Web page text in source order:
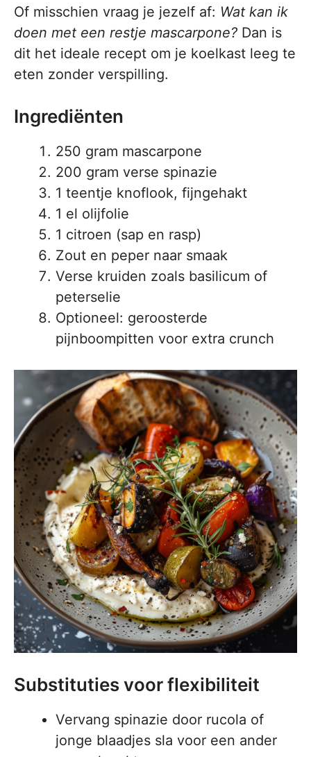
Of misschien vraag je jezelf af: Wat kan ik
doen met een restje mascarpone? Dan is
dit het ideale recept om je koelkast leeg te
eten zonder verspilling.
Ingrediënten
250 gram mascarpone
200 gram verse spinazie
1 teentje knoflook, fijngehakt
1 el olijfolie
1 citroen (sap en rasp)
Zout en peper naar smaak
Verse kruiden zoals basilicum of
peterselie
Optioneel: geroosterde
pijnboompitten voor extra crunch
Substituties voor flexibiliteit
Vervang spinazie door rucola of
jonge blaadjes sla voor een ander